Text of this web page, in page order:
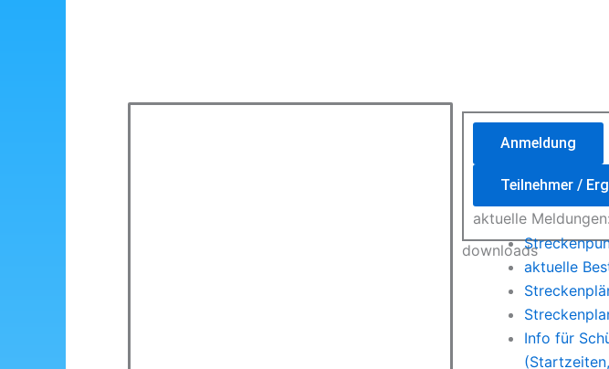
Anmeldung
Teilnehmer /
aktuelle
downloads
aktuelle
Info für